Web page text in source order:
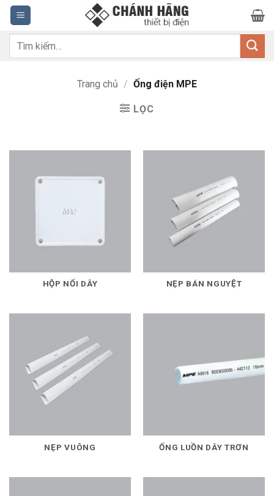
Bỏ
qua
nội
dung
Tìm
Trang chủ / Ống điện MPE
LỌC
HỘP NỐI DÂY NẸP BÁN NGUYỆT
NẸP VUÔNG ỐNG LUỒN DÂY TRƠN